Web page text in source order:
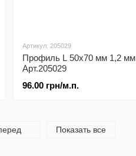
Артикул: 205029
Профиль L 50x70 мм 1,2 мм
Арт.205029
96.00 грн/м.п.
Показать все